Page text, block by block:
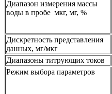
Диапазон измерения массы
воды в пробе мкг, мг, %
Дискретность представления
данных, мг/мкг
Диапазоны титрующих токов
Режим выбора параметров